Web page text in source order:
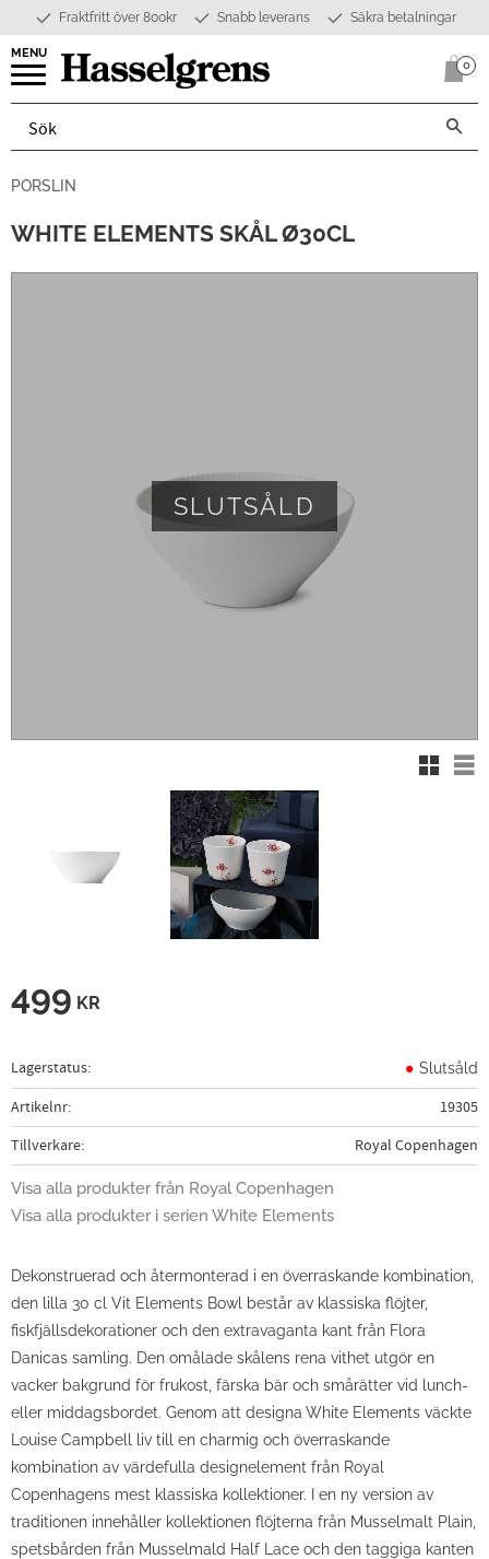
Meny
Fraktfritt över 800kr Snabb leverans Säkra betalningar
0
PORSLIN
WHITE ELEMENTS SKÅL Ø30CL
SLUTSÅLD
499 KR
Lagerstatus Slutsåld
Artikelnr
19305
Tillverkare
Royal Copenhagen
Visa alla produkter från Royal Copenhagen
Visa alla produkter i serien White Elements
Dekonstruerad och återmonterad i en överraskande kombination,
den lilla 30 cl Vit Elements Bowl består av klassiska flöjter,
fiskfjällsdekorationer och den extravaganta kant från Flora
Danicas samling. Den omålade skålens rena vithet utgör en
vacker bakgrund för frukost, färska bär och smårätter vid lunch-
eller middagsbordet. Genom att designa White Elements väckte
Louise Campbell liv till en charmig och överraskande
kombination av värdefulla designelement från Royal
Copenhagens mest klassiska kollektioner. I en ny version av
traditionen innehåller kollektionen flöjterna från Musselmalt Plain,
spetsbården från Musselmald Half Lace och den taggiga kanten